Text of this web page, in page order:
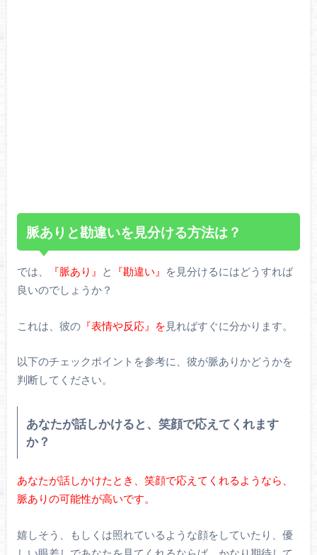
脈ありと勘違いを見分ける方法は？
では、 『脈あり』 と 『勘違い』
を見分けるにはどうすれば
良いのでしょうか？
これは、彼の『表情や反応』を 見ればすぐに分かります。
以下のチェックポイントを参考に、彼が脈ありかどうかを
判断してください。
あなたが話しかけると、笑顔で応えてくれます
か？
あなたが話しかけたとき、笑顔で応えてくれるようなら、
脈ありの可能性が高いです。
嬉しそう、もしくは照れているような顔をしていたり、優